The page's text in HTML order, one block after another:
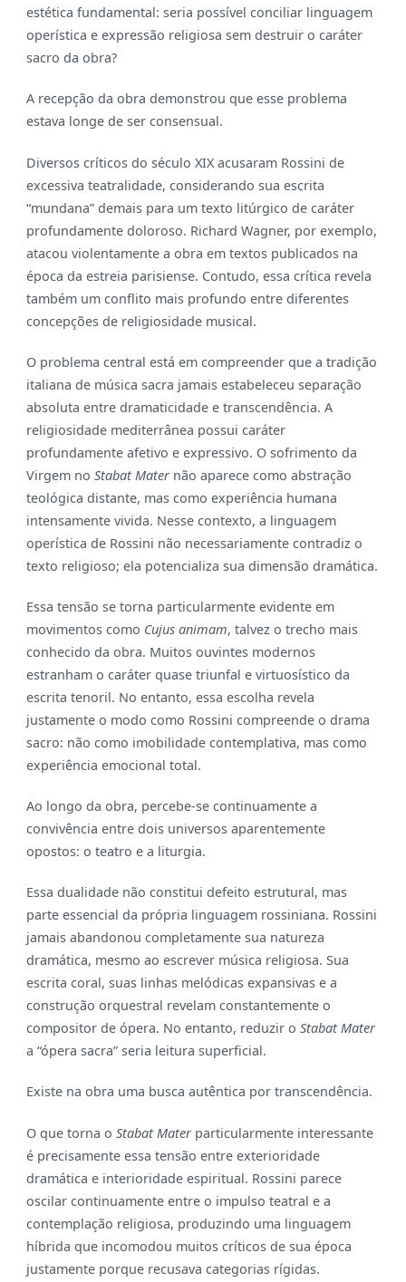
estética fundamental: seria possível conciliar linguagem
operística e expressão religiosa sem destruir o caráter
sacro da obra?
A recepção da obra demonstrou que esse problema
estava longe de ser consensual.
Diversos críticos do século XIX acusaram Rossini de
excessiva teatralidade, considerando sua escrita
“mundana” demais para um texto litúrgico de caráter
profundamente doloroso. Richard Wagner, por exemplo,
atacou violentamente a obra em textos publicados na
época da estreia parisiense. Contudo, essa crítica revela
também um conflito mais profundo entre diferentes
concepções de religiosidade musical.
O problema central está em compreender que a tradição
italiana de música sacra jamais estabeleceu separação
absoluta entre dramaticidade e transcendência. A
religiosidade mediterrânea possui caráter
profundamente afetivo e expressivo. O sofrimento da
Virgem no Stabat Maternão aparece como abstração
teológica distante, mas como experiência humana
intensamente vivida. Nesse contexto, a linguagem
operística de Rossini não necessariamente contradiz o
texto religioso; ela potencializa sua dimensão dramática.
Essa tensão se torna particularmente evidente em
movimentos como Cujus animam, talvez o trecho mais
conhecido da obra. Muitos ouvintes modernos
estranham o caráter quase triunfal e virtuosístico da
escrita tenoril. No entanto, essa escolha revela
justamente o modo como Rossini compreende o drama
sacro: não como imobilidade contemplativa, mas como
experiência emocional total.
Ao longo da obra, percebe-se continuamente a
convivência entre dois universos aparentemente
opostos: o teatro e a liturgia.
Essa dualidade não constitui defeito estrutural, mas
parte essencial da própria linguagem rossiniana. Rossini
jamais abandonou completamente sua natureza
dramática, mesmo ao escrever música religiosa. Sua
escrita coral, suas linhas melódicas expansivas e a
construção orquestral revelam constantemente o
compositor de ópera. No entanto, reduzir o Stabat Mater
a “ópera sacra” seria leitura superficial.
Existe na obra uma busca autêntica por transcendência.
O que torna o Stabat Materparticularmente interessante
é precisamente essa tensão entre exterioridade
dramática e interioridade espiritual. Rossini parece
oscilar continuamente entre o impulso teatral e a
contemplação religiosa, produzindo uma linguagem
híbrida que incomodou muitos críticos de sua época
justamente porque recusava categorias rígidas.